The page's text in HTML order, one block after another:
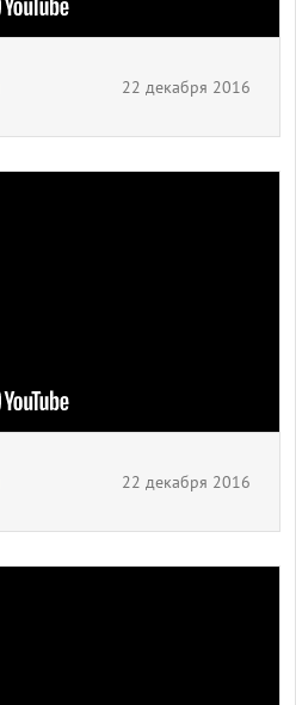
22 декабря 2016
22 декабря 2016